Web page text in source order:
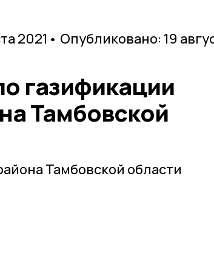
2021 • Опубликовано: 19
газификации
Тамбовской
Тамбовской области